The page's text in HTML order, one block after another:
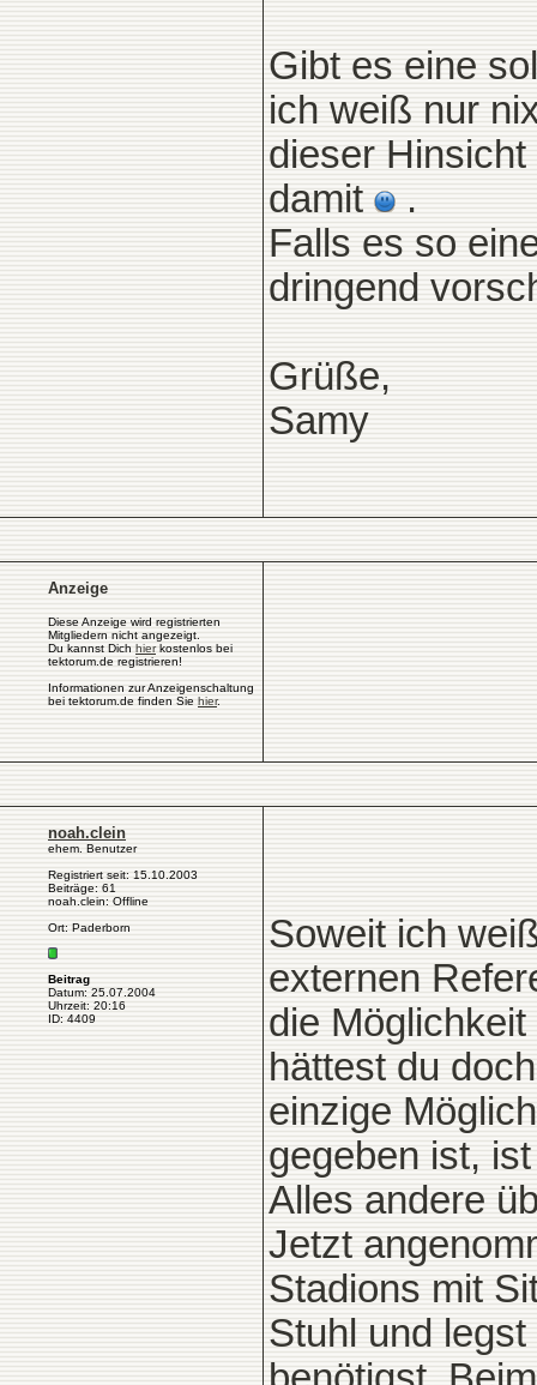
Gibt es eine
ich weiß nur
dieser
damit
.
Falls es so
dringend
Grüße,
Samy
Anzeige
Diese Anzeige wird registrierten
Mitgliedern nicht angezeigt.
Du kannst Dich hierkostenlos bei
tektorum.de registrieren!
Informationen zur Anzeigenschaltung
bei tektorum.de finden Sie hier.
noah.clein
ehem. Benutzer
Registriert seit: 15.10.2003
Beiträge: 61
noah.clein: Offline
Ort: Paderborn
Beitrag
Datum: 25.07.2004
Uhrzeit: 20:16
ID: 4409
Soweit ich
externen
die
hättest du
einzige
gegeben ist,
Alles andere
Jetzt
Stadions mit
Stuhl und